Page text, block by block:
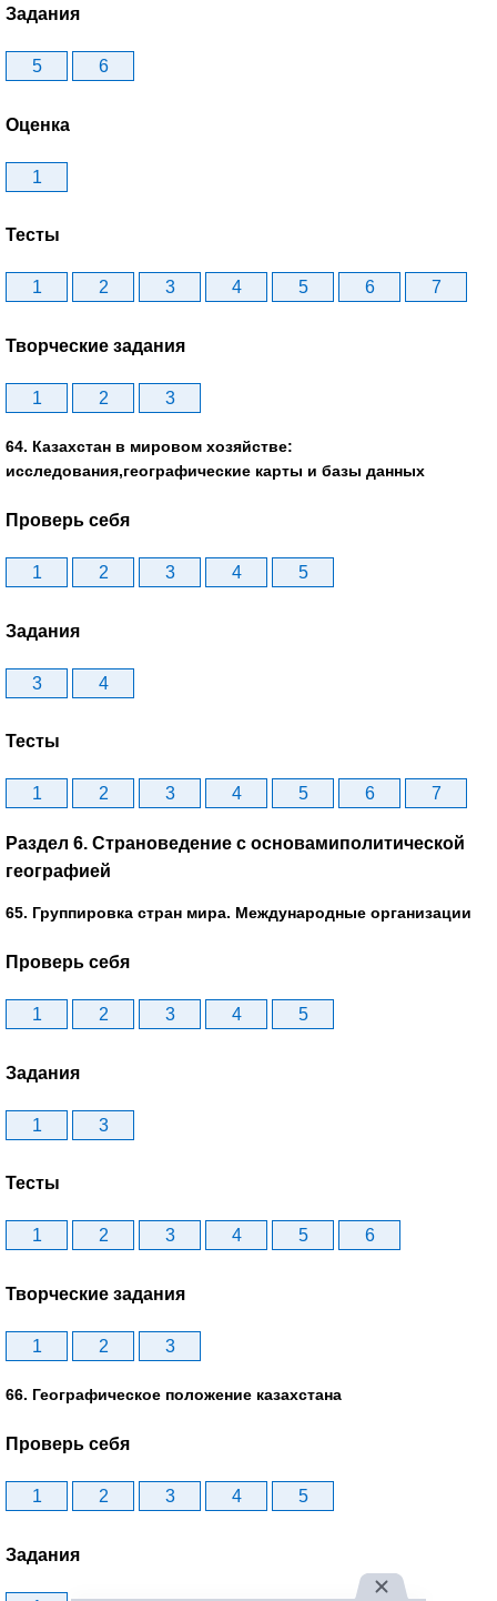
Задания
5 6
Оценка
1
Тесты
1 2 3 4 5 6 7
Творческие задания
1 2 3
64. Казахстан в мировом хозяйстве:
исследования,географические карты и базы данных
Проверь себя
1 2 3 4 5
Задания
3 4
Тесты
1 2 3 4 5 6 7
Раздел 6. Страноведение с основамиполитической
географией
65. Группировка стран мира. Международные организации
Проверь себя
1 2 3 4 5
Задания
1 3
Тесты
1 2 3 4 5 6
Творческие задания
1 2 3
66. Географическое положение казахстана
Проверь себя
1 2 3 4 5
Задания